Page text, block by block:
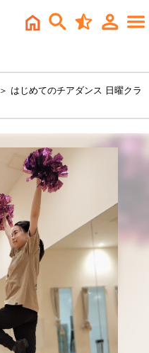
＞ はじめてのチアダンス 日曜クラ